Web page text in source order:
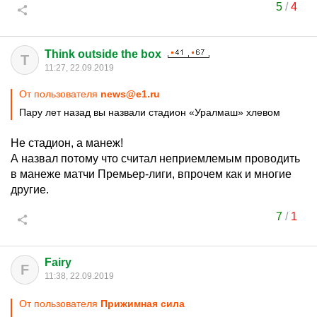
5/4
T Think outside the box
11:27, 22.09.2019
От пользователя news@e1.ru
Пару лет назад вы назвали стадион «Уралмаш» хлевом
Не стадион, а манеж!
А назвал потому что считал неприемлемым проводить
в манеже матчи Премьер-лиги, впрочем как и многие
другие.
7/ 1
F Fairy
11:38, 22.09.2019
От пользователя Прижимная сила